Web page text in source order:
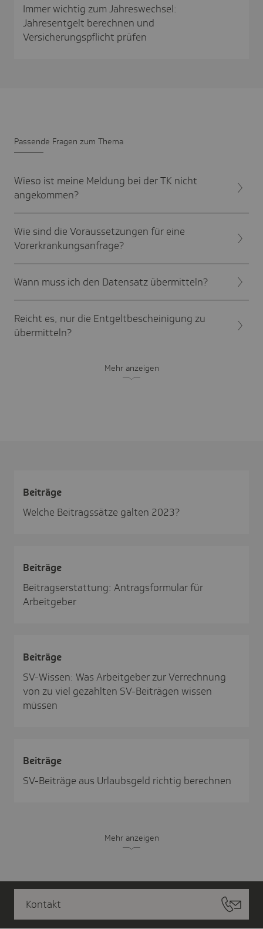
Immer wichtig zum Jahreswechsel:
Jahresentgelt berechnen und
Versicherungspflicht prüfen
Passende Fragen zum Thema
Wieso ist meine Meldung bei der TK nicht
angekommen?
Wie sind die Voraussetzungen für eine
Vorerkrankungsanfrage?
Wann muss ich den Datensatz übermitteln?
Reicht es, nur die Entgeltbescheinigung zu
übermitteln?
Mehr anzeigen
Beiträge
Welche Beitragssätze galten 2023?
Beiträge
Beitragserstattung: Antragsformular für
Arbeitgeber
Beiträge
SV-Wissen: Was Arbeitgeber zur Verrechnung
von zu viel gezahlten SV-Beiträgen wissen
müssen
Beiträge
SV-Beiträge aus Urlaubsgeld richtig berechnen
Mehr anzeigen
Kontakt